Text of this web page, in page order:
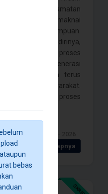
bebas
di Kecamatan
Selatan dan dimaknai
seorang perempuan.
dengan sendirinya,
melalui proses
temurun dari generasi
perempuan terus
bermasyarakat.
mengetahui proses
se . . . .
, Banda Aceh - 2026
Detail Selengkapnya